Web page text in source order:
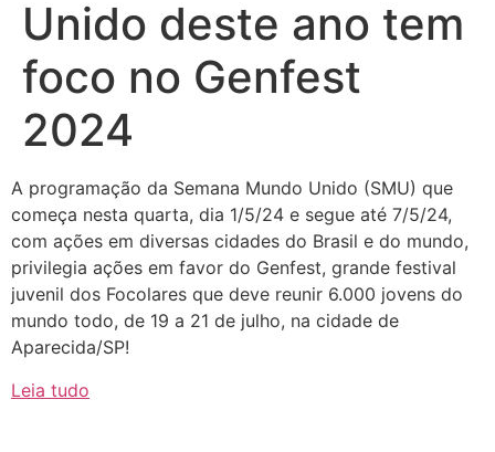
Unido deste ano tem
foco no Genfest
2024
A programação da Semana Mundo Unido (SMU) que
começa nesta quarta, dia 1/5/24 e segue até 7/5/24,
com ações em diversas cidades do Brasil e do mundo,
privilegia ações em favor do Genfest, grande festival
juvenil dos Focolares que deve reunir 6.000 jovens do
mundo todo, de 19 a 21 de julho, na cidade de
Aparecida/SP!
Leia tudo